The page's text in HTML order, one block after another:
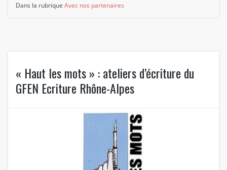
Dans la rubriqueAvec nos partenaires
« Haut les mots » : ateliers d’écriture du
GFEN Ecriture Rhône-Alpes